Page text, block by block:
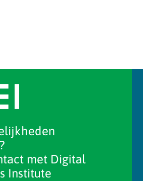
met Digital
Institute